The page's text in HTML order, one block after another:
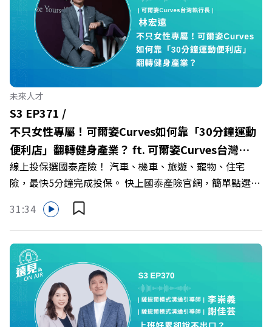
你解析樹德科大如何打造出兼顧學校永續發展與地方創生的
技職教育新典範！ 🔺如何從「傳統私校」轉型為「產學無
縫接軌者」？ 🔺AI如何深度賦能設計與人文學科學群？ 🔺
首創「菲律賓半導體專班」！驚豔科技界的國際精準育才
🔺一舉拿下4大USR專案！深耕地方的溫暖社會責任平台 主
持人／遠見雜誌副社長兼遠見智庫總編輯 李建興 與談人／
樹德科技大學校長 王昭雄 +++++ 🎂歡慶遠見40歲生日！手
速搶下破天荒的獨家優惠
>>>https://gvmkt.pse.is/9e5pbz ✨關注《遠見》更多的社
群： LINE：https://reurl.cc/A4ELQp IG：
https://bit.ly/3AjBWNV YT：https://bit.ly/38jNi9k
Powered by Firstory Hosting
未來人才
S3 EP371 /
不只女性專屬！可爾姿Curves如何靠「30分鐘運動
便利店」翻轉健身產業？ ft. 可爾姿Curves台灣執
行長林宏遠
線上投保選國泰產險！ 汽車、機車、旅遊、寵物、住宅
險，最快5分鐘完成投保。 快上國泰產險官網，簡單點選，
保障立即到位！ https://fstry.pse.is/9eddvv —— 以上為
Firstory Podcast 廣告 —— 在健康意識抬頭、健身產業百
家爭鳴的激烈浪潮下，傳統的健身房該如何轉型突圍？ 本
集《遠見ON AIR》邀請到可爾姿Curves台灣執行長林宏
遠，帶你解析可爾姿如何打造出兼顧健康生活與女力創業的
健身新契機！ 🔺如何從「傳統大型健身房」轉型為「社區
運動便利店」？ 🔺運動如何落實最貼心的「女性專屬、零
壓力」空間？ 🔺對抗肌少症、預防高齡化！驚豔醫學界的
31:34